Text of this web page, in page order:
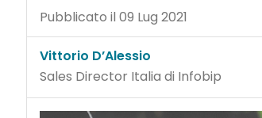
Pubblicato il 09 Lug 2021
Vittorio D’Alessio
Sales Director Italia di Infobip